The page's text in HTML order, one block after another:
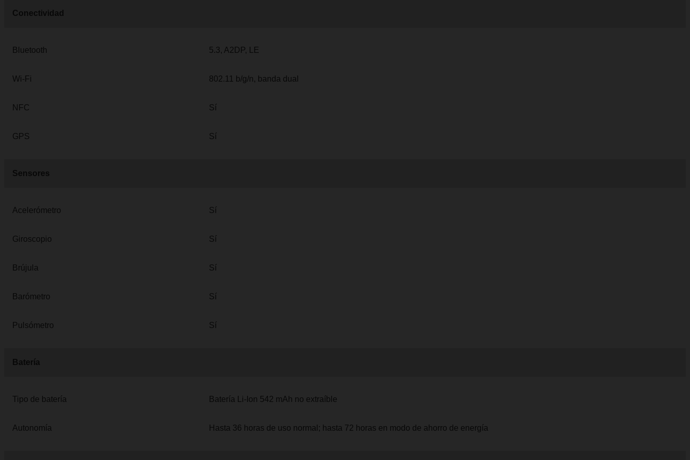
Conectividad
Bluetooth 5.3, A2DP, LE
Wi-Fi 802.11 b/g/n, banda dual
NFC Sí
GPS Sí
Sensores
Acelerómetro Sí
Giroscopio Sí
Brújula Sí
Barómetro Sí
Pulsómetro Sí
Batería
Tipo de batería Batería Li-Ion 542 mAh no extraíble
Autonomía Hasta 36 horas de uso normal; hasta 72 horas en modo de ahorro de energía